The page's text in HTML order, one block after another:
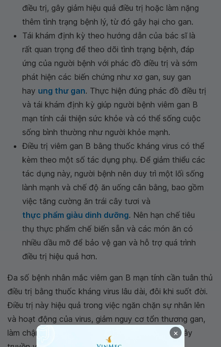
điều trị, gây giảm hiệu quả điều trị hoặc làm nặng
thêm tình trạng bệnh lý, từ đó gây hại cho gan.
Tái khám định kỳ theo hướng dẫn của bác sĩ là
rất quan trọng để theo dõi tình trạng bệnh, đáp
ứng của người bệnh với phác đồ điều trị và sớm
phát hiện các biến chứng như xơ gan, suy gan
hay ung thư gan. Thực hiện đúng phác đồ điều trị
và tái khám định kỳ giúp người bệnh viêm gan B
mạn tính cải thiện sức khỏe và có thể sống cuộc
sống bình thường như người khỏe mạnh.
Điều trị viêm gan B bằng thuốc kháng virus có thể
kèm theo một số tác dụng phụ. Để giảm thiểu các
tác dụng này, người bệnh nên duy trì một lối sống
lành mạnh và chế độ ăn uống cân bằng, bao gồm
việc tăng cường ăn trái cây tươi và
thực phẩm giàu dinh dưỡng. Nên hạn chế tiêu
thụ thực phẩm chế biến sẵn và các món ăn có
nhiều dầu mỡ để bảo vệ gan và hỗ trợ quá trình
điều trị hiệu quả hơn.
Đa số bệnh nhân mắc viêm gan B mạn tính cần tuân thủ
điều trị bằng thuốc kháng virus lâu dài, đôi khi suốt đời.
Điều trị này hiệu quả trong việc ngăn chặn sự nhân lên
và hoạt động của virus, giảm nguy cơ tổn thương gan,
làm chậm các biến chứng và hạn chế khả năng lây
×